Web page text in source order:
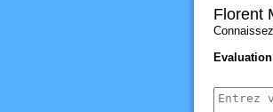
Florent
Evaluation